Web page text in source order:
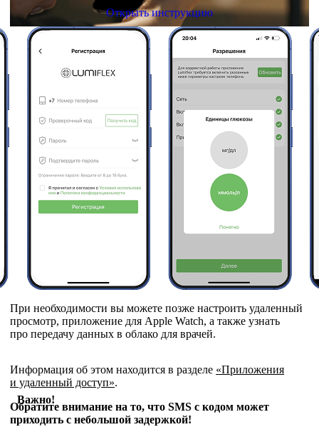
Открыть инструкцию
При необходимости вы можете позже настроить удаленный
просмотр, приложение для Apple Watch, а также узнать
про передачу данных в облако для врачей.
Информация об этом находится в разделе «Приложения
и удаленный доступ».
Важно!
Обратите внимание на то, что SMS с кодом может
приходить с небольшой задержкой!